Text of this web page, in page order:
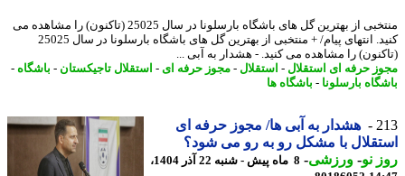
منتخبی از بهترین گل های باشگاه بارسلونا در سال 25025 (تاکنون) را مشاهده می
کنید. انتهای پیام/ + منتخبی از بهترین گل های باشگاه بارسلونا در سال 25025
را مشاهده می کنید. - هشدار به آبی ...
حرفه ای استقلال-استقلال-مجوز حرفه ای- استقلال تاجیکستان-باشگاه-
بارسلونا-باشگاه ها
هشدار به آبی ها/ مجوز حرفه ای
با مشکل رو به رو می شود؟
نو- ورزشی-
8 ماه پیش - شنبه 22 آذر 1404،